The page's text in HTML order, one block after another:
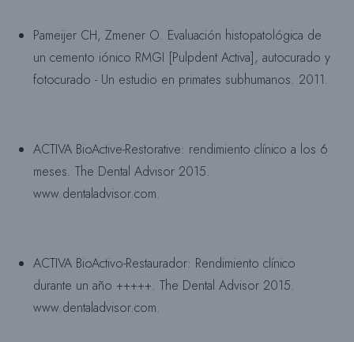
Pameijer CH, Zmener O. Evaluación histopatológica de
un cemento iónico RMGI [Pulpdent Activa], autocurado y
fotocurado - Un estudio en primates subhumanos. 2011.
ACTIVA BioActive-Restorative: rendimiento clínico a los 6
meses. The Dental Advisor 2015.
www.dentaladvisor.com.
ACTIVA BioActivo-Restaurador: Rendimiento clínico
durante un año +++++. The Dental Advisor 2015.
www.dentaladvisor.com.